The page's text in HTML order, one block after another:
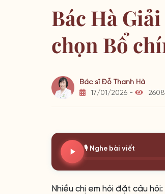
Bác Hà
chọn Bổ
Bác sĩ Đỗ Thanh Hà
17/01/2026 -
🎙️ Nghe bài viết
Nhiều chị em hỏi đặt câu hỏi: